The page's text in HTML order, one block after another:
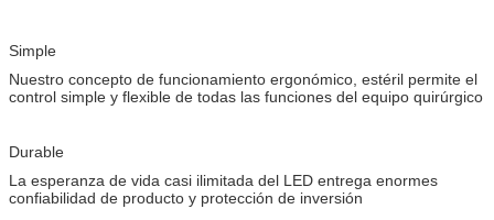
Simple
Nuestro concepto de funcionamiento ergonómico, estéril permite el
control simple y flexible de todas las funciones del equipo quirúrgico
Durable
La esperanza de vida casi ilimitada del LED entrega enormes
confiabilidad de producto y protección de inversión